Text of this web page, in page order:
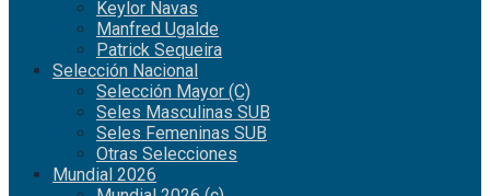
Keylor Navas
Manfred Ugalde
Patrick Sequeira
Selección Nacional
Selección Mayor (C)
Seles Masculinas SUB
Seles Femeninas SUB
Otras Selecciones
Mundial 2026